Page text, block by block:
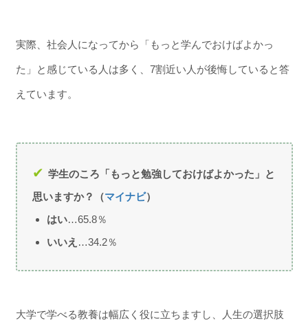
実際、社会人になってから「もっと学んでおけばよかっ
た」と感じている人は多く、7割近い人が後悔していると答
えています。
学生のころ「もっと勉強しておけばよかった」と
思いますか？（マイナビ）
はい…65.8％
いいえ …34.2％
大学で学べる教養は幅広く役に立ちますし、人生の選択肢